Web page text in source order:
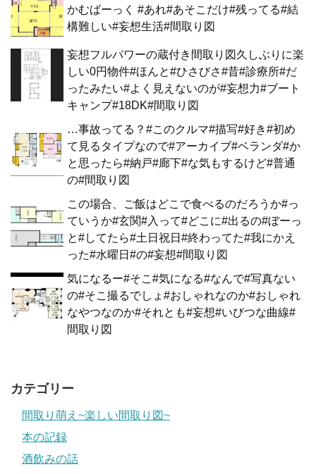
かむばーっく #あれ#あそこだけ#残ってる#結
構難しい#妄想生活#間取り図
妄想フルパワーの蔵付き間取り図久しぶりに楽
しい0円物件#ほんと#ひさびさ#昔#診療所#だ
ったみたい#よく見えないのが#妄想力#ブート
キャンプ#18DK#間取り図
…事故ってる？#このクルマ#描写#好き#初め
て見るタイプなので#アーカイブ#ベランダ#か
と思ったら#納戸#廊下#な気もするけど#普通
の#間取り図
この場合、ご飯はどこで食べるのだろうか#っ
ていうか#玄関#入って#どこに#出るの#ぼーっ
と#してたら#土日祝日#終わってた#我にかえ
った#水曜日#の#妄想#間取り図
気になるー#そこ#気になる#なんで#写真ない
の#そこ撮るでしょ#おしゃれなのか#おしゃれ
なやつなのか#それとも#妄想#いびつな曲線#
間取り図
カテゴリー
間取り萌え~楽しい間取り図~
本の記録
酒飲みの話